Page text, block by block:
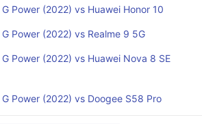
Power (2022) vs Huawei Honor 10
Power (2022) vs Realme 9 5G
Power (2022) vs Huawei Nova 8 SE
Power (2022) vs Doogee S58 Pro